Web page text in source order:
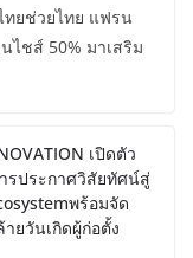
ทยช่วยไทย แฟรน
ไชส์ 50% มาเสริม
เปิดตัว
รประกาศวิสัยทัศน์สู่
พร้อมจัด
ยวันเกิดผู้ก่อตั้ง